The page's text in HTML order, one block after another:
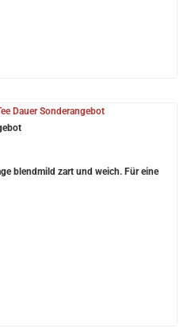
blendmild zart und weich. Für eine